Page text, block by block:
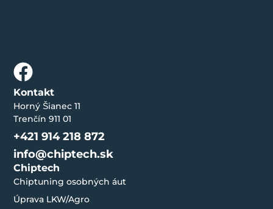
Chiptech
Chiptuning osobných áut
Úprava LKW/Agro
Kontakt
Horný Šianec 11
Trenčín 911 01
+421 914 218 872
info@chiptech.sk